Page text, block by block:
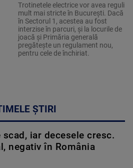
Trotinetele electrice vor avea reguli
mult mai stricte în București. Dacă
în Sectorul 1, acestea au fost
interzise în parcuri, și la locurile de
joacă și Primăria generală
pregătește un regulament nou,
pentru cele de închiriat.
ȘTIRI
scad, iar decesele cresc.
negativ în România